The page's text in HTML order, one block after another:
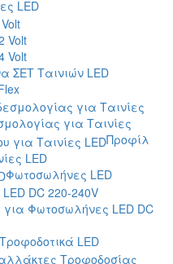
LED
Volt
Volt
ΣΕΤ Ταινιών LED
για Ταινίες
Προφίλ
LED
Φωτοσωλήνες LED
DC 220-240V
Φωτοσωλήνες LED DC
Τροφοδοτικά LED
Τροφοδοσίας